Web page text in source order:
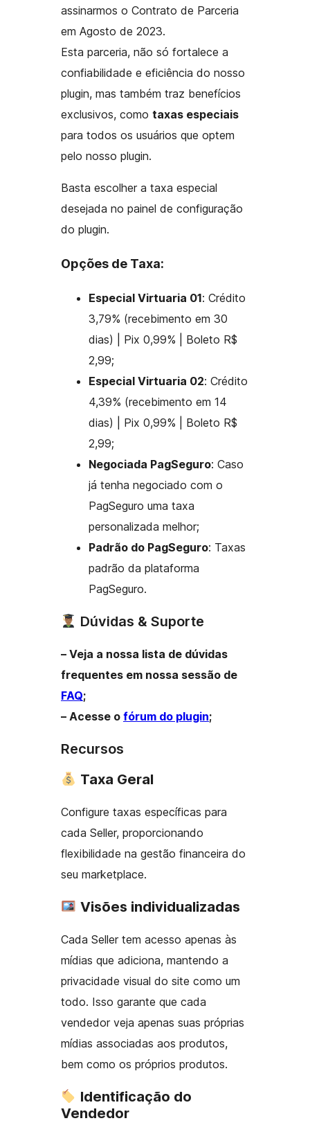
assinarmos o Contrato de Parceria
em Agosto de 2023.
Esta parceria, não só fortalece a
confiabilidade e eficiência do nosso
plugin, mas também traz benefícios
exclusivos, como taxas especiais
para todos os usuários que optem
pelo nosso plugin.
Basta escolher a taxa especial
desejada no painel de configuração
do plugin.
Opções de Taxa:
Especial Virtuaria 01: Crédito
3,79% (recebimento em 30
dias) | Pix 0,99% | Boleto R$
2,99;
Especial Virtuaria 02: Crédito
4,39% (recebimento em 14
dias) | Pix 0,99% | Boleto R$
2,99;
Negociada PagSeguro: Caso
já tenha negociado com o
PagSeguro uma taxa
personalizada melhor;
Padrão do PagSeguro: Taxas
padrão da plataforma
PagSeguro.
Dúvidas & Suporte
– Veja a nossa lista de dúvidas
frequentes em nossa sessão de
FAQ;
– Acesse o fórum do plugin;
Recursos
Taxa Geral
Configure taxas específicas para
cada Seller, proporcionando
flexibilidade na gestão financeira do
seu marketplace.
Visões individualizadas
Cada Seller tem acesso apenas às
mídias que adiciona, mantendo a
privacidade visual do site como um
todo. Isso garante que cada
vendedor veja apenas suas próprias
mídias associadas aos produtos,
bem como os próprios produtos.
Identificação do
Vendedor